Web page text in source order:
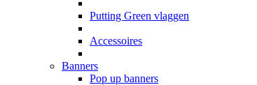
Putting Green vlaggen
Accessoires
Banners
Pop up banners